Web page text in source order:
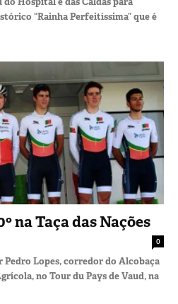
“Rainha Perfeitíssima” que é
na Taça das Nações
0
Pedro Lopes, corredor do Alcobaça
no Tour du Pays de Vaud, na